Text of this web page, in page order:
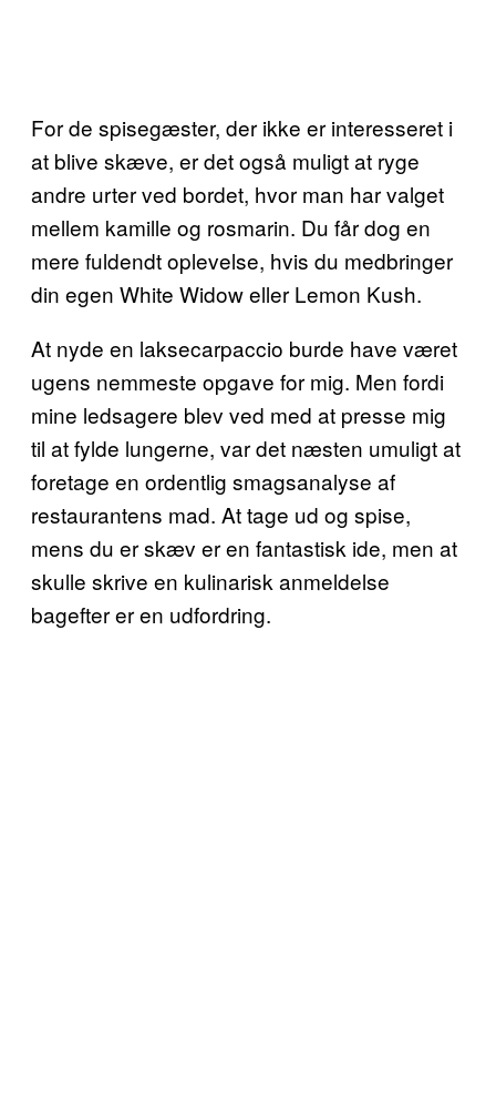
For de spisegæster, der ikke er interesseret i
at blive skæve, er det også muligt at ryge
andre urter ved bordet, hvor man har valget
mellem kamille og rosmarin. Du får dog en
mere fuldendt oplevelse, hvis du medbringer
din egen White Widow eller Lemon Kush.
At nyde en laksecarpaccio burde have været
ugens nemmeste opgave for mig. Men fordi
mine ledsagere blev ved med at presse mig
til at fylde lungerne, var det næsten umuligt at
foretage en ordentlig smagsanalyse af
restaurantens mad. At tage ud og spise,
mens du er skæv er en fantastisk ide, men at
skulle skrive en kulinarisk anmeldelse
bagefter er en udfordring.